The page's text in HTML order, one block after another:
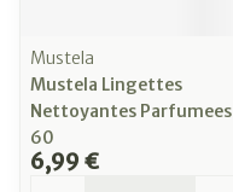
Mustela
Mustela Lingettes
Nettoyantes Parfumees
60
6,99 €